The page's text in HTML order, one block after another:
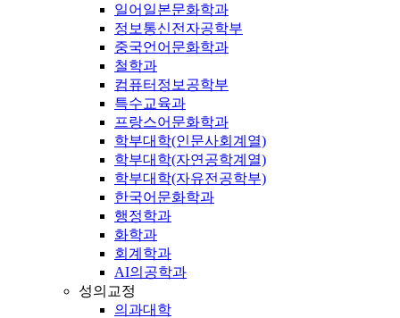
일어일본문화학과
정보통신전자공학부
중국언어문화학과
철학과
컴퓨터정보공학부
특수교육과
프랑스어문화학과
학부대학(인문사회계열)
학부대학(자연공학계열)
학부대학(자유전공학부)
한국어문화학과
행정학과
화학과
회계학과
AI의공학과
성의교정
의과대학